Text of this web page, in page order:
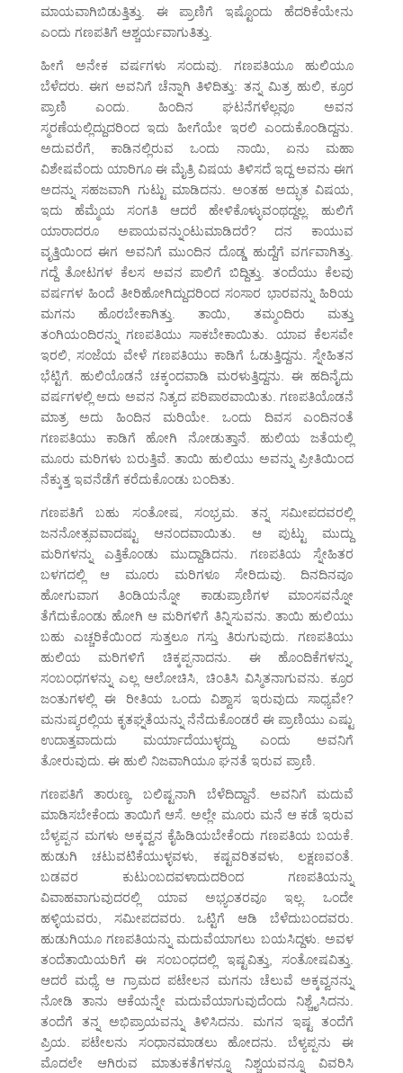
ಮಾಯವಾಗಿಬಿಡುತ್ತಿತ್ತು. ಈ ಪ್ರಾಣಿಗೆ ಇಷ್ಟೊಂದು ಹೆದರಿಕೆಯೇನು
ಎಂದು ಗಣಪತಿಗೆ ಆಶ್ಚರ್ಯವಾಗುತಿತ್ತು.
ಹೀಗೆ ಅನೇಕ ವರ್ಷಗಳು ಸಂದುವು. ಗಣಪತಿಯೂ ಹುಲಿಯೂ
ಬೆಳೆದರು. ಈಗ ಅವನಿಗೆ ಚೆನ್ನಾಗಿ ತಿಳಿದಿತ್ತು: ತನ್ನ ಮಿತ್ರ ಹುಲಿ, ಕ್ರೂರ
ಪ್ರಾಣಿ ಎಂದು. ಹಿಂದಿನ ಘಟನೆಗಳೆಲ್ಲವೂ ಅವನ
ಸ್ಮರಣೆಯಲ್ಲಿದ್ದುದರಿಂದ ಇದು ಹೀಗೆಯೇ ಇರಲಿ ಎಂದುಕೊಂಡಿದ್ದನು.
ಅದುವರೆಗೆ, ಕಾಡಿನಲ್ಲಿರುವ ಒಂದು ನಾಯಿ, ಏನು ಮಹಾ
ವಿಶೇಷವೆಂದು ಯಾರಿಗೂ ಈ ಮೈತ್ರಿ ವಿಷಯ ತಿಳಿಸದೆ ಇದ್ದ ಅವನು ಈಗ
ಅದನ್ನು ಸಹಜವಾಗಿ ಗುಟ್ಟು ಮಾಡಿದನು. ಅಂತಹ ಅದ್ಭುತ ವಿಷಯ,
ಇದು ಹೆಮ್ಮೆಯ ಸಂಗತಿ ಆದರೆ ಹೇಳಿಕೊಳ್ಳುವಂಥದ್ದಲ್ಲ. ಹುಲಿಗೆ
ಯಾರಾದರೂ ಅಪಾಯವನ್ನುಂಟುಮಾಡಿದರೆ? ದನ ಕಾಯುವ
ವೃತ್ತಿಯಿಂದ ಈಗ ಅವನಿಗೆ ಮುಂದಿನ ದೊಡ್ಡ ಹುದ್ದೆಗೆ ವರ್ಗವಾಗಿತ್ತು.
ಗದ್ದೆ ತೋಟಗಳ ಕೆಲಸ ಅವನ ಪಾಲಿಗೆ ಬಿದ್ದಿತ್ತು. ತಂದೆಯು ಕೆಲವು
ವರ್ಷಗಳ ಹಿಂದೆ ತೀರಿಹೋಗಿದ್ದುದರಿಂದ ಸಂಸಾರ ಭಾರವನ್ನು ಹಿರಿಯ
ಮಗನು ಹೊರಬೇಕಾಗಿತ್ತು. ತಾಯಿ, ತಮ್ಮಂದಿರು ಮತ್ತು
ತಂಗಿಯಂದಿರನ್ನು ಗಣಪತಿಯು ಸಾಕಬೇಕಾಯಿತು. ಯಾವ ಕೆಲಸವೇ
ಇರಲಿ, ಸಂಜೆಯ ವೇಳೆ ಗಣಪತಿಯು ಕಾಡಿಗೆ ಓಡುತ್ತಿದ್ದನು. ಸ್ನೇಹಿತನ
ಭೆಟ್ಟಿಗೆ. ಹುಲಿಯೊಡನೆ ಚಕ್ಕಂದವಾಡಿ ಮರಳುತ್ತಿದ್ದನು. ಈ ಹದಿನೈದು
ವರ್ಷಗಳಲ್ಲಿ ಅದು ಅವನ ನಿತ್ಯದ ಪರಿಪಾಠವಾಯಿತು. ಗಣಪತಿಯೊಡನೆ
ಮಾತ್ರ ಅದು ಹಿಂದಿನ ಮರಿಯೇ. ಒಂದು ದಿವಸ ಎಂದಿನಂತೆ
ಗಣಪತಿಯು ಕಾಡಿಗೆ ಹೋಗಿ ನೋಡುತ್ತಾನೆ. ಹುಲಿಯ ಜತೆಯಲ್ಲಿ
ಮೂರು ಮರಿಗಳು ಬರುತ್ತಿವೆ. ತಾಯಿ ಹುಲಿಯು ಅವನ್ನು ಪ್ರೀತಿಯಿಂದ
ನೆಕ್ಕುತ್ತ ಇವನೆಡೆಗೆ ಕರೆದುಕೊಂಡು ಬಂದಿತು.
ಗಣಪತಿಗೆ ಬಹು ಸಂತೋಷ, ಸಂಭ್ರಮ. ತನ್ನ ಸಮೀಪದವರಲ್ಲಿ
ಜನನೋತ್ಸವವಾದಷ್ಟು ಆನಂದವಾಯಿತು. ಆ ಪುಟ್ಟು ಮುದ್ದು
ಮರಿಗಳನ್ನು ಎತ್ತಿಕೊಂಡು ಮುದ್ದಾಡಿದನು. ಗಣಪತಿಯ ಸ್ನೇಹಿತರ
ಬಳಗದಲ್ಲಿ ಆ ಮೂರು ಮರಿಗಳೂ ಸೇರಿದುವು. ದಿನದಿನವೂ
ಹೋಗುವಾಗ ತಿಂಡಿಯನ್ನೋ ಕಾಡುಪ್ರಾಣಿಗಳ ಮಾಂಸವನ್ನೋ
ತೆಗೆದುಕೊಂಡು ಹೋಗಿ ಆ ಮರಿಗಳಿಗೆ ತಿನ್ನಿಸುವನು. ತಾಯಿ ಹುಲಿಯು
ಬಹು ಎಚ್ಚರಿಕೆಯಿಂದ ಸುತ್ತಲೂ ಗಸ್ತು ತಿರುಗುವುದು. ಗಣಪತಿಯು
ಹುಲಿಯ ಮರಿಗಳಿಗೆ ಚಿಕ್ಕಪ್ಪನಾದನು. ಈ ಹೊಂದಿಕೆಗಳನ್ನು,
ಸಂಬಂಧಗಳನ್ನು ಎಲ್ಲ ಆಲೋಚಿಸಿ, ಚಿಂತಿಸಿ ವಿಸ್ಮಿತನಾಗುವನು. ಕ್ರೂರ
ಜಂತುಗಳಲ್ಲಿ ಈ ರೀತಿಯ ಒಂದು ವಿಶ್ವಾಸ ಇರುವುದು ಸಾಧ್ಯವೇ?
ಮನುಷ್ಯರಲ್ಲಿಯ ಕೃತಘ್ನತೆಯನ್ನು ನೆನೆದುಕೊಂಡರೆ ಈ ಪ್ರಾಣಿಯು ಎಷ್ಟು
ಉದಾತ್ತವಾದುದು ಮರ್ಯಾದೆಯುಳ್ಳದ್ದು ಎಂದು ಅವನಿಗೆ
ತೋರುವುದು. ಈ ಹುಲಿ ನಿಜವಾಗಿಯೂ ಘನತೆ ಇರುವ ಪ್ರಾಣಿ.
ಗಣಪತಿಗೆ ತಾರುಣ್ಯ, ಬಲಿಷ್ಟನಾಗಿ ಬೆಳೆದಿದ್ದಾನೆ. ಅವನಿಗೆ ಮದುವೆ
ಮಾಡಿಸಬೇಕೆಂದು ತಾಯಿಗೆ ಆಸೆ. ಅಲ್ಲೇ ಮೂರು ಮನೆ ಆ ಕಡೆ ಇರುವ
ಬೆಳ್ಯಪ್ಪನ ಮಗಳು ಅಕ್ಕವ್ವನ ಕೈಹಿಡಿಯಬೇಕೆಂದು ಗಣಪತಿಯ ಬಯಕೆ.
ಹುಡುಗಿ ಚಟುವಟಿಕೆಯುಳ್ಳವಳು, ಕಷ್ಟವರಿತವಳು, ಲಕ್ಷಣವಂತೆ.
ಬಡವರ ಕುಟುಂಬದವಳಾದುದರಿಂದ ಗಣಪತಿಯನ್ನು
ವಿವಾಹವಾಗುವುದರಲ್ಲಿ ಯಾವ ಅಭ್ಯಂತರವೂ ಇಲ್ಲ. ಒಂದೇ
ಹಳ್ಳಿಯವರು, ಸಮೀಪದವರು. ಒಟ್ಟಿಗೆ ಆಡಿ ಬೆಳೆದುಬಂದವರು.
ಹುಡುಗಿಯೂ ಗಣಪತಿಯನ್ನು ಮದುವೆಯಾಗಲು ಬಯಸಿದ್ದಳು. ಅವಳ
ತಂದೆತಾಯಿಯರಿಗೆ ಈ ಸಂಬಂಧದಲ್ಲಿ ಇಷ್ಟವಿತ್ತು, ಸಂತೋಷವಿತ್ತು.
ಆದರೆ ಮಧ್ಯೆ ಆ ಗ್ರಾಮದ ಪಟೇಲನ ಮಗನು ಚೆಲುವೆ ಅಕ್ಕವ್ವನನ್ನು
ನೋಡಿ ತಾನು ಆಕೆಯನ್ನೇ ಮದುವೆಯಾಗುವುದೆಂದು ನಿಶ್ಚೈಸಿದನು.
ತಂದೆಗೆ ತನ್ನ ಅಭಿಪ್ರಾಯವನ್ನು ತಿಳಿಸಿದನು. ಮಗನ ಇಷ್ಟ ತಂದೆಗೆ
ಪ್ರಿಯ. ಪಟೇಲನು ಸಂಧಾನಮಾಡಲು ಹೋದನು. ಬೆಳ್ಯಪ್ಪನು ಈ
ಮೊದಲೇ ಆಗಿರುವ ಮಾತುಕತೆಗಳನ್ನೂ ನಿಶ್ಚಯವನ್ನೂ ವಿವರಿಸಿ